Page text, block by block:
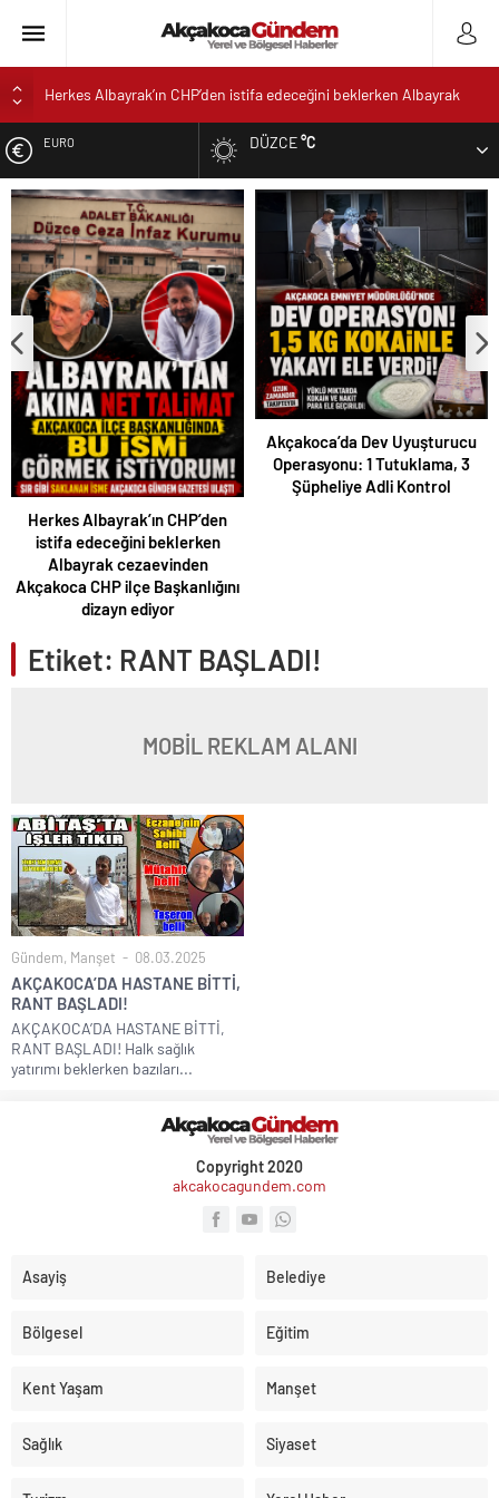
Herkes Albayrak’ın CHP’den istifa edeceğini beklerken Albayrak
Akçakoca’da Dev Uyuşturucu Operasyonu: 1 Tutuklama, 3
AKÇAKOCA’DA İŞ DÜNYASININ KALBİ KALE KOYU
LANSMANINDA ATTI
Saklı Koy Otel’de Yoğunluk: Misafirler Yer Bulmakta Zorlandı
SAHİLLERDE TEMİZLİK ALARMI!
EURO
ALTIN
DOLAR
DÜZCE°C
Herkes Albayrak’ın CHP’den
istifa edeceğini beklerken
Albayrak cezaevinden
Akçakoca CHP ilçe Başkanlığını
dizayn ediyor
Akçakoca’da Dev Uyuşturucu
Operasyonu: 1 Tutuklama, 3
Şüpheliye Adli Kontrol
Etiket: RANT BAŞLADI!
MOBİL REKLAM ALANI
Gündem, Manşet 08.03.2025
AKÇAKOCA’DA HASTANE BİTTİ,
RANT BAŞLADI!
AKÇAKOCA’DA HASTANE BİTTİ,
RANT BAŞLADI! Halk sağlık
yatırımı beklerken bazıları...
Copyright 2020
akcakocagundem.com
Asayiş Belediye
Bölgesel Eğitim
Kent Yaşam Manşet
Sağlık Siyaset